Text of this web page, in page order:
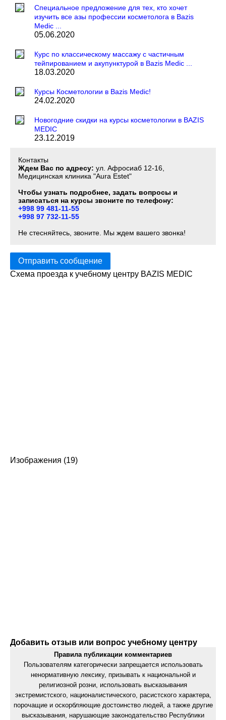
Специальное предложение для тех, кто хочет
изучить все азы профессии косметолога в Bazis
Medic ...
05.06.2020
Курс по классическому массажу с частичным
тейпированием и акупунктурой в Bazis Medic ...
18.03.2020
Курсы Косметологии в Bazis Medic!
24.02.2020
Новогодние скидки на курсы косметологии в BAZIS
MEDIC
23.12.2019
Контакты
Ждем Вас по адресу: ул. Афросиаб 12-16,
Медицинская клиника "Aura Estet"
Чтобы узнать подробнее, задать вопросы и
записаться на курсы звоните по телефону:
+998 99 481-11-55
+998 97 732-11-55
Не стесняйтесь, звоните. Мы ждем вашего звонка!
Отправить сообщение
Схема проезда к учебному центру BAZIS MEDIC
Изображения (19)
Добавить отзыв или вопрос учебному центру
Правила публикации комментариев
Пользователям категорически запрещается использовать
ненормативную лексику, призывать к национальной и
религиозной розни, использовать высказывания
экстремистского, националистического, расистского характера,
порочащие и оскорбляющие достоинство людей, а также другие
высказывания, нарушающие законодательство Республики